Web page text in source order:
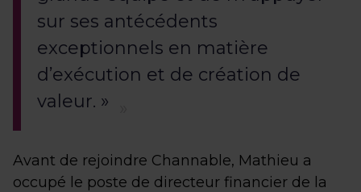
sur ses antécédents
exceptionnels en matière
d’exécution et de création de
valeur. »
Avant de rejoindre Channable, Mathieu a
occupé le poste de directeur financier de la